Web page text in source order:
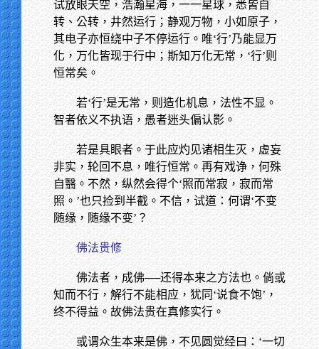
试放眼天空，浩瀚星海，一一星球，悉皆自
转、公转，井然运行；静观万物，小如原子，
其电子亦恒绕中子不停运行。唯‘行’乃能显万
化，万化皆现于行中；斯知万化无常，‘行’则
恒常矣。
若‘行’是无常，则造化机息，法性不显。
智者依义不执语，愚者迷头偏认影。
若是具眼者。于此应灼见诸相生灭，虚妄
非实，轮回不息，唯行恒常。再有戏诤，何殊
自翳。不然，纵然会得个‘照而常寂，寂而常
照。’也只捡到半截。不信，试道：何谓‘不变
随缘，随缘不变’？
佛法贵修
佛法者，成佛──还得本来之方法也。倘或
知而不行，解行不能相应，犹同‘说食不饱’，
终不得益。故佛法贵在真修实行。
或谓众生本来是佛，不见圆觉经曰：‘一切